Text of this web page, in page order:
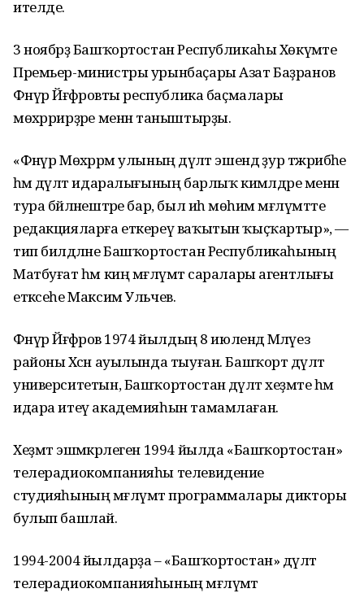
ителде.
3 ноябрҙә Башҡортостан Республикаһы Хөкүмәте
Премьер-министры урынбаҫары Азат Баҙранов
Фәнүр Йәғәфәровты республика баҫмалары
мөхәррирҙәре менән таныштырҙы.
«Фәнүр Мөхәррәм улының дәүләт эшендә ҙур тәжрибәһе
һәм дәүләт идаралығының барлыҡ кимәлдәре менән
тура бәйләнештәре бар, был иһә мөһим мәғлүмәтте
редакцияларға еткереү ваҡытын ҡыҫҡартыр», —
тип билдәләне Башҡортостан Республикаһының
Матбуғат һәм киң мәғлүмәт саралары агентлығы
етәксеһе Максим Ульчев.
Фәнүр Йәғәфәров 1974 йылдың 8 июлендә Мәләүез
районы Хәсән ауылында тыуған. Башҡорт дәүләт
университетын, Башҡортостан дәүләт хеҙмәте һәм
идара итеү академияһын тамамлаған.
Хеҙмәт эшмәкәрлеген 1994 йылда «Башҡортостан»
телерадиокомпанияһы телевидение
студияһының мәғлүмәт программалары дикторы
булып башлай.
1994-2004 йылдарҙа – «Башҡортостан» дәүләт
телерадиокомпанияһының мәғлүмәт